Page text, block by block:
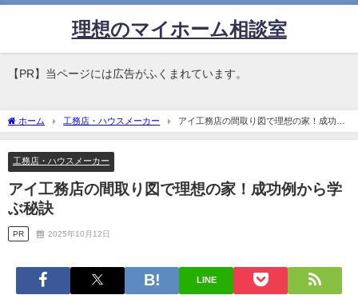
理想のマイホーム相談室
【PR】当ページには広告がふくまれています。
ホーム 工務店・ハウスメーカー
アイ工務店の間取り図で理想の家！成功例
から学ぶ秘訣
工務店・ハウスメーカー
アイ工務店の間取り図で理想の家！成功例から学
ぶ秘訣
PR 2025年10月12日
LINE